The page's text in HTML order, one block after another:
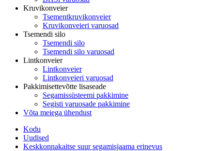
Kruvikonveier
Tsementkruvikonveier
Kruvikonveieri varuosad
Tsemendi silo
Tsemendi silo
Tsemendi silo varuosad
Lintkonveier
Lintkonveier
Lintkonveieri varuosad
Pakkimisettevõtte lisaseade
Segamissüsteemi pakkimine
Segisti varuosade pakkimine
Võta meiega ühendust
Kodu
Uudised
Keskkonnakaitse suur segamisjaama erinevus